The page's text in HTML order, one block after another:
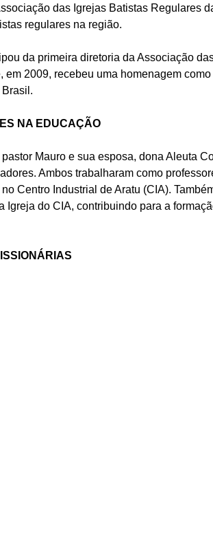
das Igrejas Batistas Regulares
regulares na região.
da primeira diretoria da Associação
em 2009, recebeu uma homenagem
NA EDUCAÇÃO
Mauro e sua esposa, dona Aleuta
Ambos trabalharam como
Centro Industrial de Aratu (CIA).
Igreja do CIA, contribuindo para a